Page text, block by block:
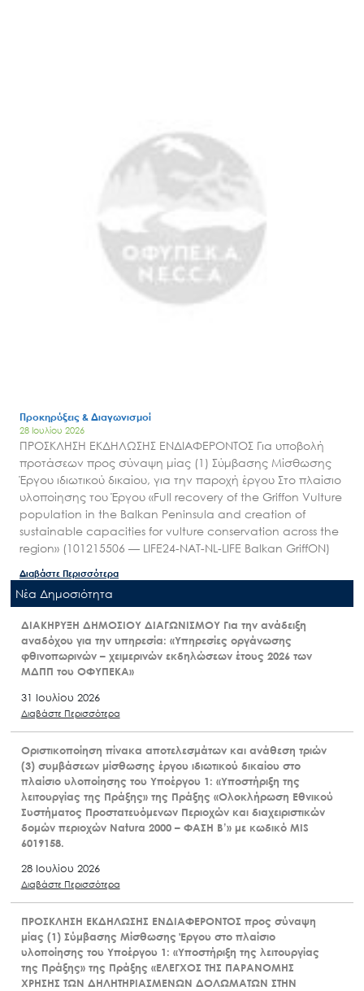
Προκηρύξεις & Διαγωνισμοί
28 Ιουλίου 2026
ΠΡΟΣΚΛΗΣΗ ΕΚΔΗΛΩΣΗΣ ΕΝΔΙΑΦΕΡΟΝΤΟΣ Για υποβολή
προτάσεων προς σύναψη μίας (1) Σύμβασης Μίσθωσης
Έργου ιδιωτικού δικαίου, για την παροχή έργου Στο πλαίσιο
υλοποίησης του Έργου «Full recovery of the Griffon Vulture
population in the Balkan Peninsula and creation of
sustainable capacities for vulture conservation across the
region» (101215506 — LIFE24-NAT-NL-LIFE Balkan GriffON)
Διαβάστε Περισσότερα
Nέα Δημοσιότητα
ΔΙΑΚΗΡΥΞΗ ΔΗΜΟΣΙΟΥ ΔΙΑΓΩΝΙΣΜΟΥ Για την ανάδειξη
αναδόχου για την υπηρεσία: «Υπηρεσίες οργάνωσης
φθινοπωρινών – χειμερινών εκδηλώσεων έτους 2026 των
ΜΔΠΠ του ΟΦΥΠΕΚΑ»
31 Ιουλίου 2026
Διαβάστε Περισσότερα
Οριστικοποίηση πίνακα αποτελεσμάτων και ανάθεση τριών
(3) συμβάσεων μίσθωσης έργου ιδιωτικού δικαίου στο
πλαίσιο υλοποίησης του Υποέργου 1: «Υποστήριξη της
λειτουργίας της Πράξης» της Πράξης «Ολοκλήρωση Εθνικού
Συστήματος Προστατευόμενων Περιοχών και διαχειριστικών
δομών περιοχών Natura 2000 – ΦΑΣΗ Β’» με κωδικό MIS
6019158.
28 Ιουλίου 2026
Διαβάστε Περισσότερα
ΠΡΟΣΚΛΗΣΗ ΕΚΔΗΛΩΣΗΣ ΕΝΔΙΑΦΕΡΟΝΤΟΣ προς σύναψη
μίας (1) Σύμβασης Μίσθωσης Έργου στο πλαίσιο
υλοποίησης του Υποέργου 1: «Υποστήριξη της λειτουργίας
της Πράξης» της Πράξης «ΕΛΕΓΧΟΣ ΤΗΣ ΠΑΡΑΝΟΜΗΣ
ΧΡΗΣΗΣ ΤΩΝ ΔΗΛΗΤΗΡΙΑΣΜΕΝΩΝ ΔΟΛΩΜΑΤΩΝ ΣΤΗΝ